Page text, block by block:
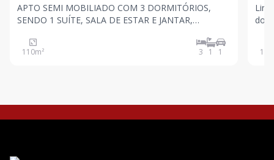
APTO SEMI MOBILIADO COM 3 DORMITÓRIOS,
SENDO 1 SUÍTE, SALA DE ESTAR E JANTAR,
QUENTE, SACADA, GARAGEM COBERTA PARA 1
CARRO, CHURRASQUEIRA, 3 SPLIT, PISO
110m² 3 1 1
Lindo
103